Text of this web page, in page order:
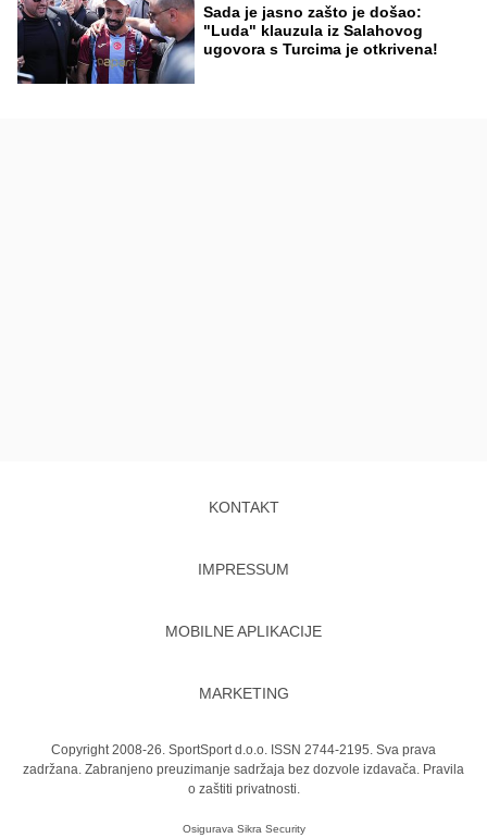
Sada je jasno zašto je došao:
"Luda" klauzula iz Salahovog
ugovora s Turcima je otkrivena!
KONTAKT
IMPRESSUM
MOBILNE APLIKACIJE
MARKETING
Copyright 2008-26. SportSport d.o.o. ISSN 2744-2195. Sva prava
zadržana. Zabranjeno preuzimanje sadržaja bez dozvole izdavača. Pravila
o zaštiti privatnosti.
Osigurava Sikra Security